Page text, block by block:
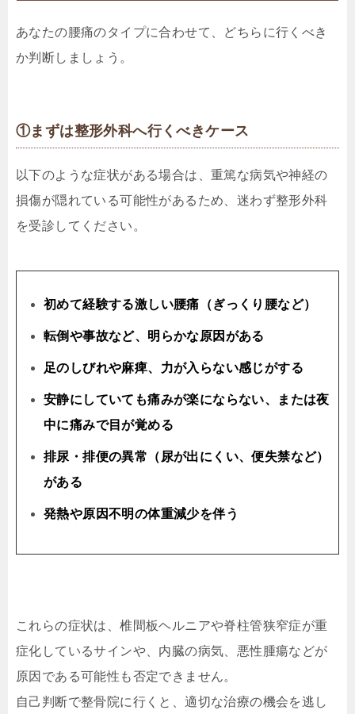
あなたの腰痛のタイプに合わせて、どちらに行くべき
か判断しましょう。
①まずは整形外科へ行くべきケース
以下のような症状がある場合は、重篤な病気や神経の
損傷が隠れている可能性があるため、迷わず整形外科
を受診してください。
初めて経験する激しい腰痛（ぎっくり腰など）
転倒や事故など、明らかな原因がある
足のしびれや麻痺、力が入らない感じがする
安静にしていても痛みが楽にならない、または夜
中に痛みで目が覚める
排尿・排便の異常（尿が出にくい、便失禁など）
がある
発熱や原因不明の体重減少を伴う
これらの症状は、椎間板ヘルニアや脊柱管狭窄症が重
症化しているサインや、内臓の病気、悪性腫瘍などが
原因である可能性も否定できません。
自己判断で整骨院に行くと、適切な治療の機会を逃し